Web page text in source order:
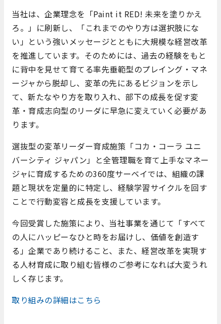
当社は、企業理念を「Paint it RED! 未来を塗りかえ
ろ。」に刷新し、「これまでのやり方は選択肢にな
い」という強いメッセージとともに大規模な経営改革
を推進しています。そのためには、過去の経験をもと
に背中を見せて育てる率先垂範型のプレイング・マネ
ージャから脱却し、変革の先にあるビジョンを示し
て、新たなやり方を取り入れ、部下の成長を促す変
革・育成志向型のリーダに早急に変えていく必要があ
ります。
選抜型の変革リーダー育成施策「コカ・コーラ ユニ
バーシティ ジャパン」と全管理職を育て上手なマネー
ジャに育成するための360度サーベイでは、組織の課
題と現状を定量的に特定し、経験学習サイクルを回す
ことで行動変容と成長を支援しています。
今回受賞した施策により、当社事業を通じて「すべて
の人にハッピーなひと時をお届けし、価値を創造す
る」企業であり続けること、また、経営改革を実現す
る人材育成に取り組む皆様のご参考になれば大変うれ
しく存じます。
取り組みの詳細はこちら